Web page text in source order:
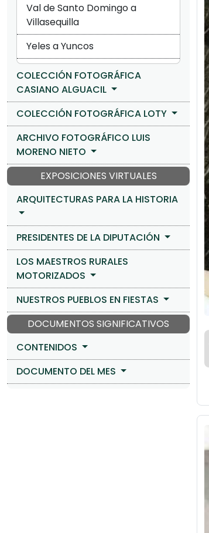
Val de Santo Domingo a
Villasequilla
Yeles a Yuncos
COLECCIÓN FOTOGRÁFICA
CASIANO ALGUACIL
COLECCIÓN FOTOGRÁFICA LOTY
ARCHIVO FOTOGRÁFICO LUIS
MORENO NIETO
EXPOSICIONES VIRTUALES
ARQUITECTURAS PARA LA HISTORIA
PRESIDENTES DE LA DIPUTACIÓN
LOS MAESTROS RURALES
MOTORIZADOS
NUESTROS PUEBLOS EN FIESTAS
DOCUMENTOS SIGNIFICATIVOS
CONTENIDOS
DOCUMENTO DEL MES